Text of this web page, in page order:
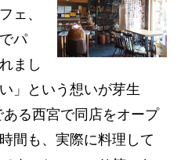
ェ、
パ
まし
」という想いが芽生
る西宮で同店をオープ
間も、実際に料理して